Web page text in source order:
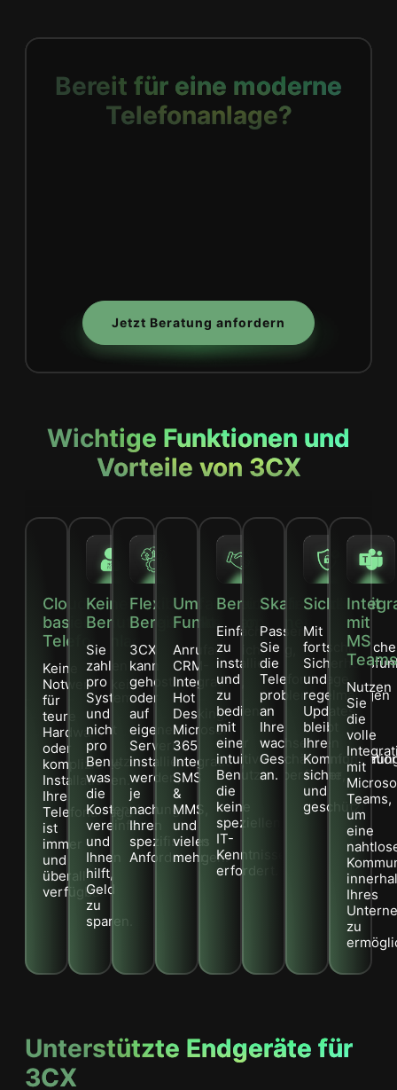
Bereit für eine moderne
Telefonanlage?
Jetzt Beratung anfordern
Wichtige Funktionen und
Vorteile von 3CX
Cloud-
basierte
Telefonanlage
Keine
Notwendigkeit
für
teure
Hardware
oder
komplizierte
Installationen.
Ihre
Telefonanlage
ist
immer
und
überall
verfügbar.
Keine
Benutzergebühren
Sie
zahlen
pro
System
und
nicht
pro
Benutzer,
was
die
Kostenplanung
vereinfacht
und
Ihnen
hilft,
Geld
zu
sparen.
Flexible
Bereitstellungsoptionen
3CX
kann
gehostet
oder
auf
eigenen
Servern
installiert
werden,
je
nach
Ihren
spezifischen
Anforderungen.
Umfangreiche
Funktionen
Anrufaufzeichnung,
CRM-
Integration,
Hot
Desking,
Microsoft
365
Integration,
SMS
&
MMS,
und
vieles
mehr.
Benutzerfreundlich
Einfach
zu
installieren
und
zu
bedienen,
mit
einer
intuitiven
Benutzeroberfläche,
die
keine
speziellen
IT-
Kenntnisse
erfordert.
Skalierbarkeit
Passen
Sie
die
Telefonanlage
problemlos
an
Ihre
wachsenden
an.
Sicherheit
Mit
und
regelmäßigen
Updates
bleibt
Ihre
sicher
und
geschützt.
mit
MS
Teams
Nutzen
Sie
die
volle
mit
Teams,
um
eine
Ihres
zu
Unterstützte Endgeräte für
3CX